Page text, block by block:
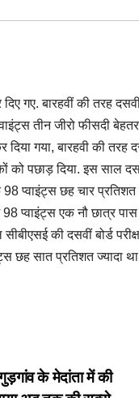
गए. बारहवीं की तरह
तीन जीरो फीसदी
गया, बारहवी की
पछाड़ दिया. इस साल
प्वाइंट्स छह चार
98 प्वाइंट्स एक नौ छात्र
की दसवीं बोर्ड
छह सात प्रतिशत ज्यादा
के मेदांता में की